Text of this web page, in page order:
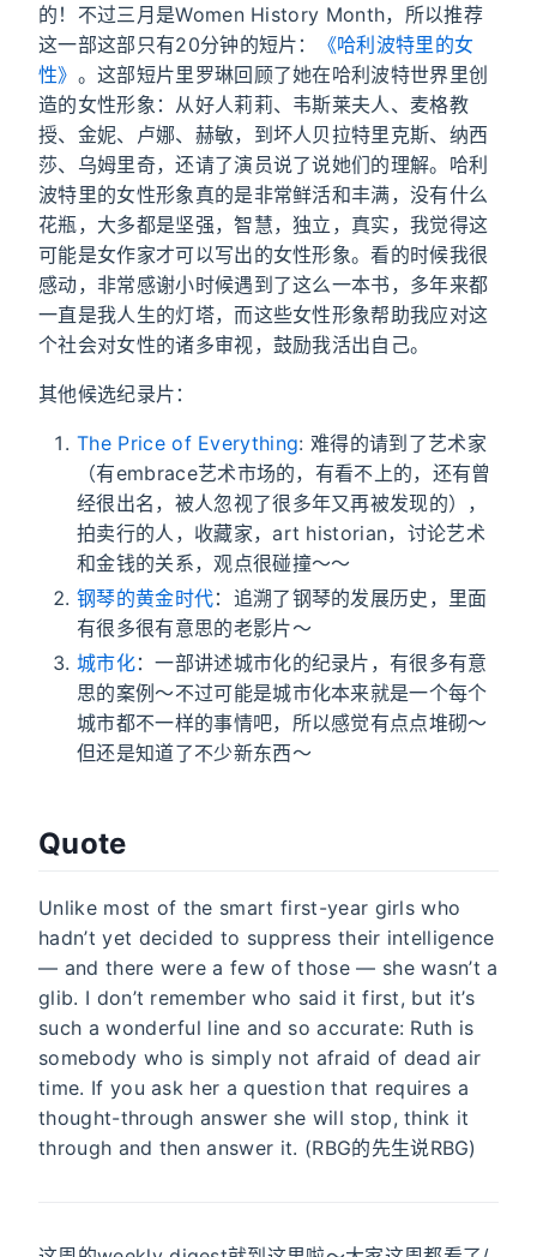
的！不过三月是Women History Month，所以推荐
这一部这部只有20分钟的短片：
《哈利波特里的女
性》 。这部短片里罗琳回顾了她在哈利波特世界里创
造的女性形象：从好人莉莉、韦斯莱夫人、麦格教
授、金妮、卢娜、赫敏，到坏人贝拉特里克斯、纳西
莎、乌姆里奇，还请了演员说了说她们的理解。哈利
波特里的女性形象真的是非常鲜活和丰满，没有什么
花瓶，大多都是坚强，智慧，独立，真实，我觉得这
可能是女作家才可以写出的女性形象。看的时候我很
感动，非常感谢小时候遇到了这么一本书，多年来都
一直是我人生的灯塔，而这些女性形象帮助我应对这
个社会对女性的诸多审视，鼓励我活出自己。
其他候选纪录片：
The Price of Everything: 难得的请到了艺术家
（有embrace艺术市场的，有看不上的，还有曾
经很出名，被人忽视了很多年又再被发现的），
拍卖行的人，收藏家，art historian，讨论艺术
和金钱的关系，观点很碰撞～～
钢琴的黄金时代：追溯了钢琴的发展历史，里面
有很多很有意思的老影片～
城市化：一部讲述城市化的纪录片，有很多有意
思的案例～不过可能是城市化本来就是一个每个
城市都不一样的事情吧，所以感觉有点点堆砌～
但还是知道了不少新东西～
Quote
Unlike most of the smart first-year girls who
hadn’t yet decided to suppress their intelligence
— and there were a few of those — she wasn’t a
glib. I don’t remember who said it first, but it’s
such a wonderful line and so accurate: Ruth is
somebody who is simply not afraid of dead air
time. If you ask her a question that requires a
thought-through answer she will stop, think it
through and then answer it. (RBG的先生说RBG)